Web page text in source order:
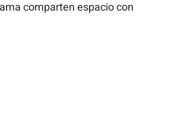
comparten espacio con